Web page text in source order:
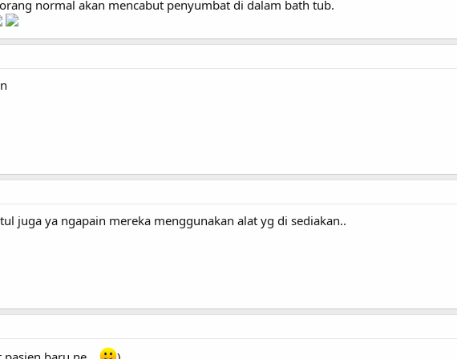
normal akan mencabut penyumbat di dalam bath tub.
juga ya ngapain mereka menggunakan alat yg di sediakan..